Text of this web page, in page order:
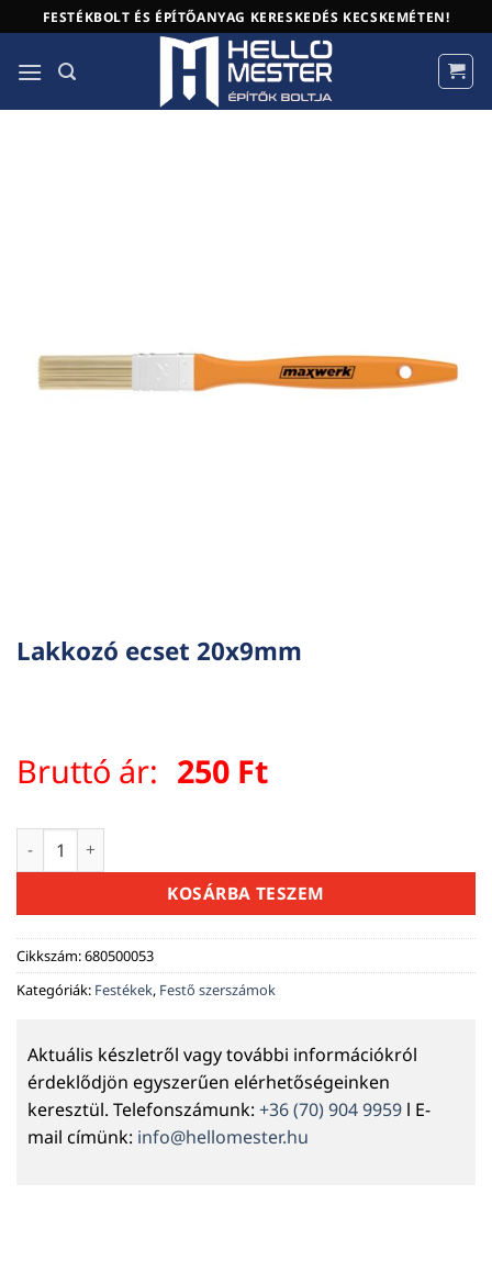
to
content
FESTÉKBOLT ÉS ÉPÍTŐANYAG KERESKEDÉS KECSKEMÉTEN!
Lakkozó ecset 20x9mm
Bruttó ár: 250 Ft
Lakkozó ecset 20x9mm mennyiség
KOSÁRBA TESZEM
Cikkszám:680500053
Kategóriák: Festékek, Festő szerszámok
Aktuális készletről vagy további információkról
érdeklődjön egyszerűen elérhetőségeinken
keresztül. Telefonszámunk: +36 (70) 904 9959 l E-
mail címünk: info@hellomester.hu